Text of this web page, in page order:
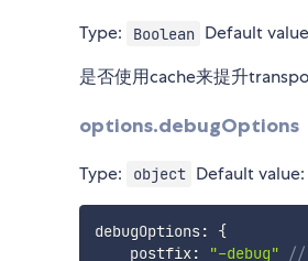
Type: Boolean Default
是否使用cache来提升
options.debugOptions
Type: object Default value:
debugOptions:
{
    postfix
: "-debug"
//